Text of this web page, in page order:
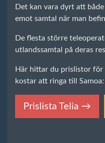
Det kan vara dyrt att
emot samtal när man
De flesta större
utlandssamtal på deras
Här hittar du prislistor
kostar att ringa till Samoa:
Prislista Telia →